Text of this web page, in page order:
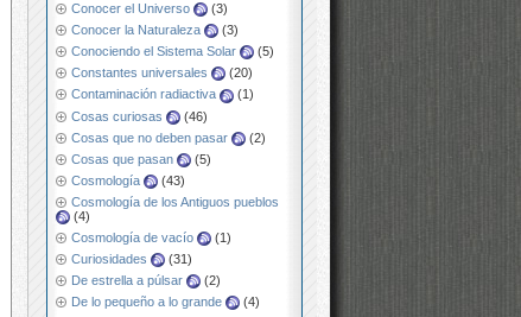
Conocer el Universo
(3)
Conocer la Naturaleza
(3)
Conociendo el Sistema Solar
(5)
Constantes universales
(20)
Contaminación radiactiva
(1)
Cosas curiosas
(46)
Cosas que no deben pasar
(2)
Cosas que pasan
(5)
Cosmología
(43)
Cosmología de los Antiguos pueblos
(4)
Cosmología de vacío
(1)
Curiosidades
(31)
De estrella a púlsar
(2)
De lo pequeño a lo grande
(4)